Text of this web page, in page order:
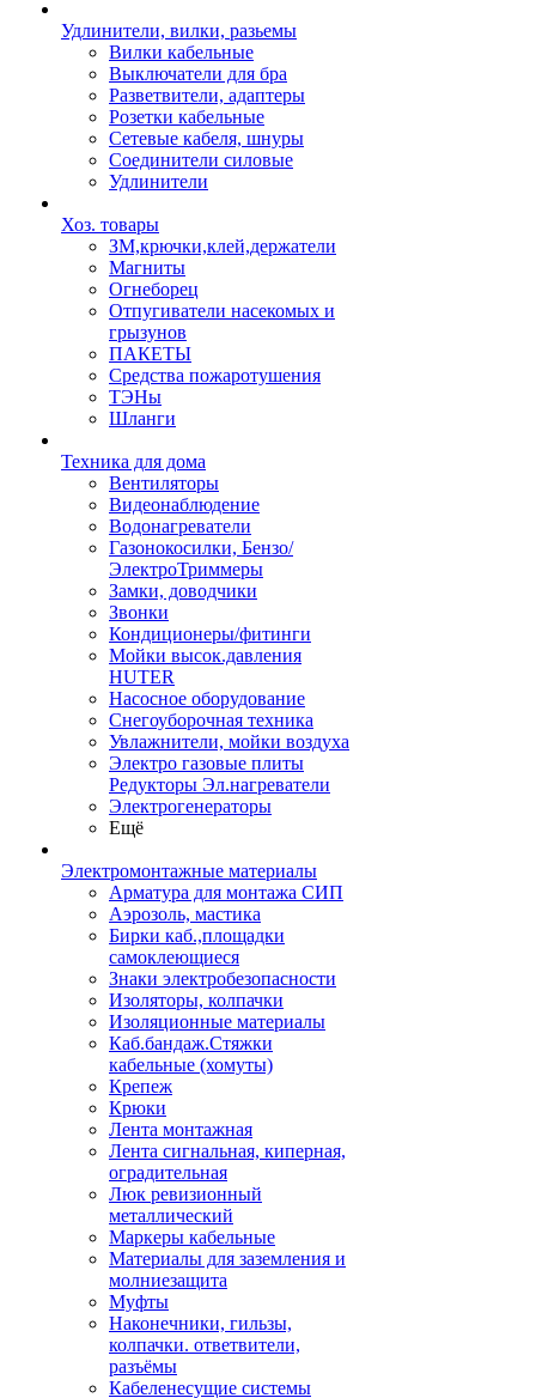
Удлинители, вилки, разьемы
Вилки кабельные
Выключатели для бра
Разветвители, адаптеры
Розетки кабельные
Сетевые кабеля, шнуры
Соединители силовые
Удлинители
Хоз. товары
ЗМ,крючки,клей,держатели
Магниты
Огнеборец
Отпугиватели насекомых и
грызунов
ПАКЕТЫ
Средства пожаротушения
ТЭНы
Шланги
Техника для дома
Вентиляторы
Видеонаблюдение
Водонагреватели
Газонокосилки, Бензо/
ЭлектроТриммеры
Замки, доводчики
Звонки
Кондиционеры/фитинги
Мойки высок.давления
HUTER
Насосное оборудование
Снегоуборочная техника
Увлажнители, мойки воздуха
Электро газовые плиты
Редукторы Эл.нагреватели
Электрогенераторы
Ещё
Электромонтажные материалы
Арматура для монтажа СИП
Аэрозоль, мастика
Бирки каб.,площадки
самоклеющиеся
Знаки электробезопасности
Изоляторы, колпачки
Изоляционные материалы
Каб.бандаж.Стяжки
кабельные (хомуты)
Крепеж
Крюки
Лента монтажная
Лента сигнальная, киперная,
оградительная
Люк ревизионный
металлический
Маркеры кабельные
Материалы для заземления и
молниезащита
Муфты
Наконечники, гильзы,
колпачки. ответвители,
разъёмы
Кабеленесущие системы